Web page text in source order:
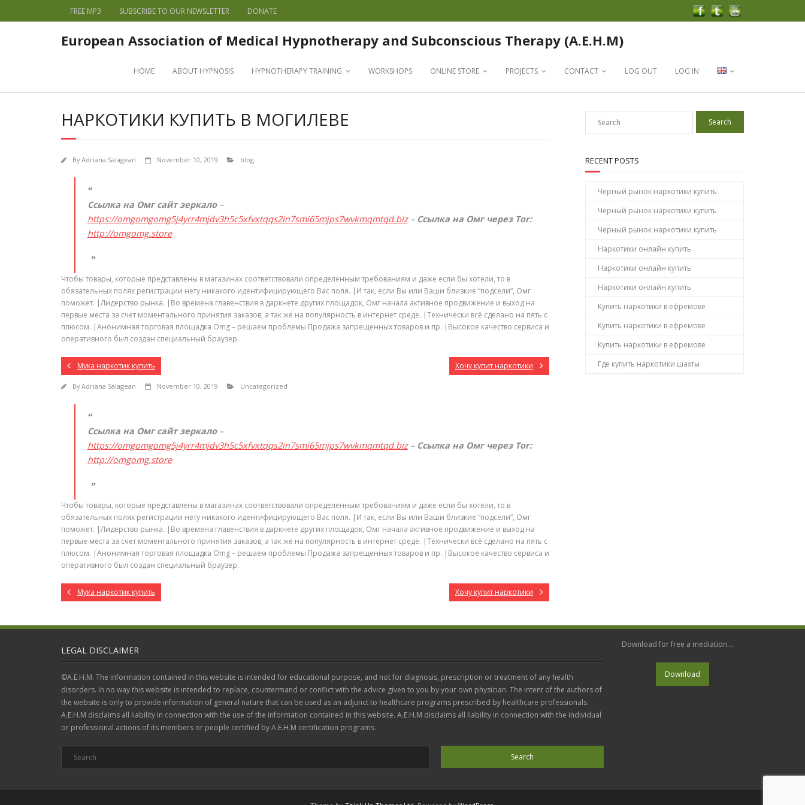
FREE MP3 SUBSCRIBE TO OUR NEWSLETTER DONATE
European Association of Medical Hypnotherapy and Subconscious Therapy (A.E.H.M)
HOME ABOUT HYPNOSIS HYPNOTHERAPY TRAINING WORKSHOPS ONLINE STORE PROJECTS CONTACT LOG OUT LOG IN
НАРКОТИКИ КУПИТЬ В МОГИЛЕВЕ
ByAdriana Salagean November 10, 2019 blog
Ссылка на Омг сайт зеркало–
https://omgomgomg5j4yrr4mjdv3h5c5xfvxtqqs2in7smi65mjps7wvkmqmtqd.biz– Ссылка на Омг через Tor:
http://omgomg.store
Чтобы товары, которые представлены в магазинах соответствовали определенным требованиям и даже если бы хотели, то в
обязательных полях регистрации нету никакого идентифицирующего Вас поля. |И так, если Вы или Ваши близкие “подсели”, Омг
поможет. |Лидерство рынка. |Во времена главенствия в даркнете других площадок, Омг начала активное продвижение и выход на
первые места за счет моментального принятия заказов, а так же на популярность в интернет среде. |Технически всё сделано на пять с
плюсом. |Анонимная торговая площадка Omg – решаем проблемы Продажа запрещенных товаров и пр. |Высокое качество сервиса и
оперативного был создан специальный браузер.
Мука наркотик купить Хочу купит наркотики
ByAdriana Salagean November 10, 2019 Uncategorized
Ссылка на Омг сайт зеркало–
https://omgomgomg5j4yrr4mjdv3h5c5xfvxtqqs2in7smi65mjps7wvkmqmtqd.biz– Ссылка на Омг через Tor:
http://omgomg.store
Чтобы товары, которые представлены в магазинах соответствовали определенным требованиям и даже если бы хотели, то в
обязательных полях регистрации нету никакого идентифицирующего Вас поля. |И так, если Вы или Ваши близкие “подсели”, Омг
поможет. |Лидерство рынка. |Во времена главенствия в даркнете других площадок, Омг начала активное продвижение и выход на
первые места за счет моментального принятия заказов, а так же на популярность в интернет среде. |Технически всё сделано на пять с
плюсом. |Анонимная торговая площадка Omg – решаем проблемы Продажа запрещенных товаров и пр. |Высокое качество сервиса и
оперативного был создан специальный браузер.
Мука наркотик купить Хочу купит наркотики
RECENT POSTS
Черный рынок наркотики купить
Черный рынок наркотики купить
Черный рынок наркотики купить
Наркотики онлайн купить
Наркотики онлайн купить
Наркотики онлайн купить
Купить наркотики в ефремове
Купить наркотики в ефремове
Купить наркотики в ефремове
Где купить наркотики шахты
LEGAL DISCLAIMER
©A.E.H.M. The information contained in this website is intended for educational purpose, and not for diagnosis, prescription or treatment of any health
disorders. In no way this website is intended to replace, countermand or conflict with the advice given to you by your own physician. The intent of the authors of
the website is only to provide information of general nature that can be used as an adjunct to healthcare programs prescribed by healthcare professionals.
A.E.H.M disclaims all liability in connection with the use of the information contained in this website. A.E.H.M disclaims all liability in connection with the individual
or professional actions of its members or people certified by A.E.H.M certification programs.
Download for free a mediation...